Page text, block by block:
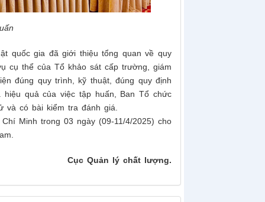
quốc gia đã giới thiệu tổng quan về quy
cụ thể của Tổ khảo sát cấp trường, giám
đúng quy trình, kỹ thuật, đúng quy định
quả của việc tập huấn, Ban Tổ chức
và có bài kiểm tra đánh giá.
Minh trong 03 ngày (09-11/4/2025) cho
Cục Quản lý chất lượng.